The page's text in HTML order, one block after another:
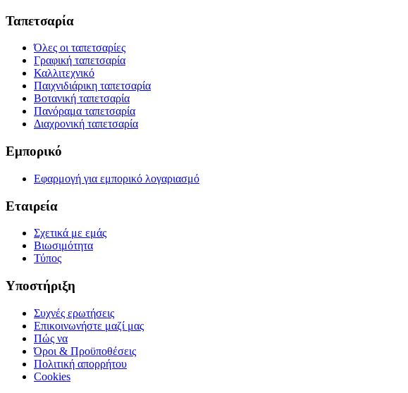
Ταπετσαρία
Όλες οι ταπετσαρίες
Γραφική ταπετσαρία
Καλλιτεχνικό
Παιχνιδιάρικη ταπετσαρία
Βοτανική ταπετσαρία
Πανόραμα ταπετσαρία
Διαχρονική ταπετσαρία
Εμπορικό
Εφαρμογή για εμπορικό λογαριασμό
Εταιρεία
Σχετικά με εμάς
Βιωσιμότητα
Τύπος
Υποστήριξη
Συχνές ερωτήσεις
Επικοινωνήστε μαζί μας
Πώς να
Όροι & Προϋποθέσεις
Πολιτική απορρήτου
Cookies